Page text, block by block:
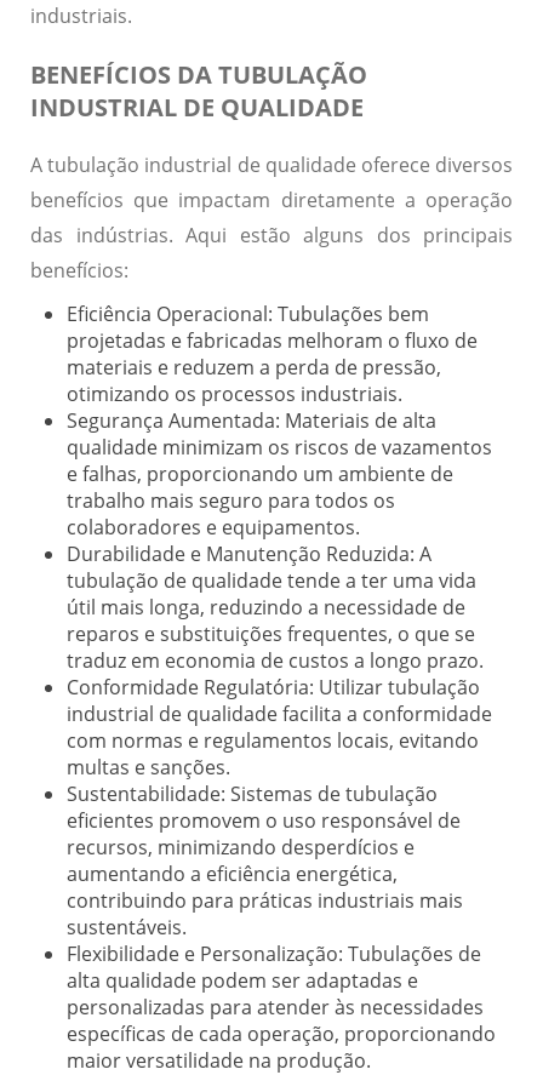
industriais.
BENEFÍCIOS DA TUBULAÇÃO
INDUSTRIAL DE QUALIDADE
A tubulação industrial de qualidade oferece diversos
benefícios que impactam diretamente a operação
das indústrias. Aqui estão alguns dos principais
benefícios:
Eficiência Operacional: Tubulações bem
projetadas e fabricadas melhoram o fluxo de
materiais e reduzem a perda de pressão,
otimizando os processos industriais.
Segurança Aumentada: Materiais de alta
qualidade minimizam os riscos de vazamentos
e falhas, proporcionando um ambiente de
trabalho mais seguro para todos os
colaboradores e equipamentos.
Durabilidade e Manutenção Reduzida: A
tubulação de qualidade tende a ter uma vida
útil mais longa, reduzindo a necessidade de
reparos e substituições frequentes, o que se
traduz em economia de custos a longo prazo.
Conformidade Regulatória: Utilizar tubulação
industrial de qualidade facilita a conformidade
com normas e regulamentos locais, evitando
multas e sanções.
Sustentabilidade: Sistemas de tubulação
eficientes promovem o uso responsável de
recursos, minimizando desperdícios e
aumentando a eficiência energética,
contribuindo para práticas industriais mais
sustentáveis.
Flexibilidade e Personalização: Tubulações de
alta qualidade podem ser adaptadas e
personalizadas para atender às necessidades
específicas de cada operação, proporcionando
maior versatilidade na produção.